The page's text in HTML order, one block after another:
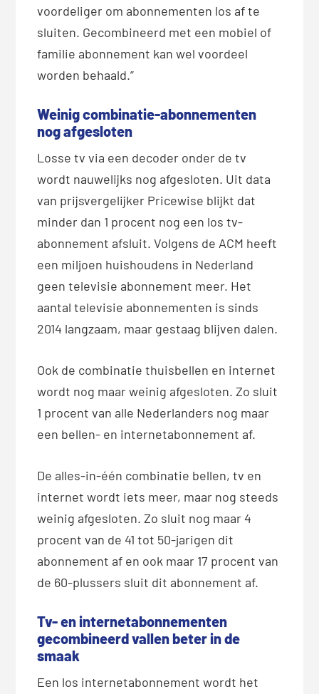
voordeliger om abonnementen los af te
sluiten. Gecombineerd met een mobiel of
familie abonnement kan wel voordeel
worden behaald.”
Weinig combinatie-abonnementen
nog afgesloten
Losse tv via een decoder onder de tv
wordt nauwelijks nog afgesloten. Uit data
van prijsvergelijker Pricewise blijkt dat
minder dan 1 procent nog een los tv-
abonnement afsluit. Volgens de ACM heeft
een miljoen huishoudens in Nederland
geen televisie abonnement meer. Het
aantal televisie abonnementen is sinds
2014 langzaam, maar gestaag blijven dalen.
Ook de combinatie thuisbellen en internet
wordt nog maar weinig afgesloten. Zo sluit
1 procent van alle Nederlanders nog maar
een bellen- en internetabonnement af.
De alles-in-één combinatie bellen, tv en
internet wordt iets meer, maar nog steeds
weinig afgesloten. Zo sluit nog maar 4
procent van de 41 tot 50-jarigen dit
abonnement af en ook maar 17 procent van
de 60-plussers sluit dit abonnement af.
Tv- en internetabonnementen
gecombineerd vallen beter in de
smaak
Een los internetabonnement wordt het